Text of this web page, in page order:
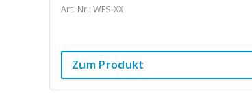
Art.-Nr.: WFS-XX
Zum Produkt